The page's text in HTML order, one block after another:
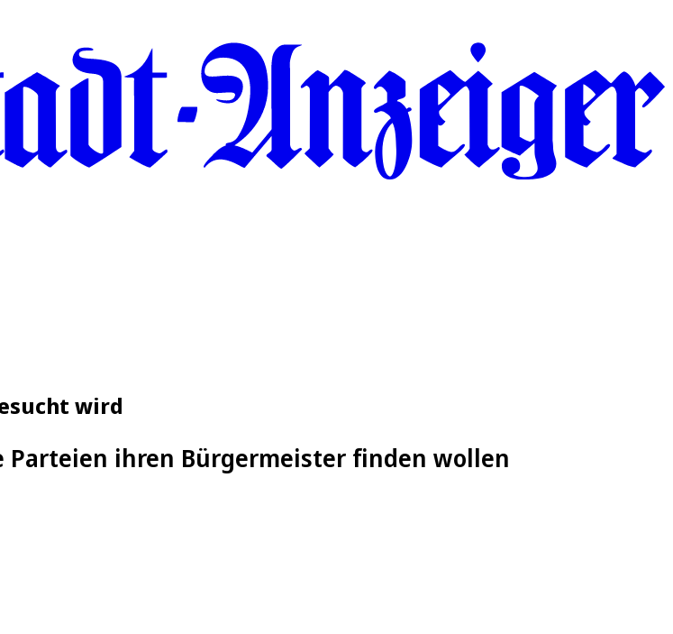
wird
Parteien ihren Bürgermeister finden wollen